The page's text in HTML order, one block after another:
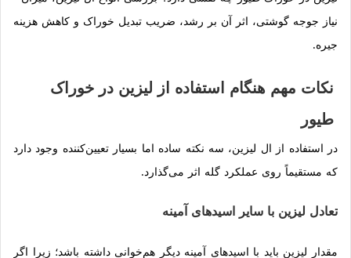
نیاز جوجه گوشتی، اثر آن بر رشد، ضریب تبدیل خوراک و کاهش هزینه
جیره.
نکات مهم هنگام استفاده از لیزین در خوراک
طیور
در استفاده از ال لیزین، سه نکته ساده اما بسیار تعیین‌کننده وجود دارد
که مستقیماً روی عملکرد گله اثر می‌گذارد.
تعادل لیزین با سایر اسیدهای آمینه
مقدار لیزین باید با اسیدهای آمینه دیگر هم‌خوانی داشته باشد؛ زیرا اگر